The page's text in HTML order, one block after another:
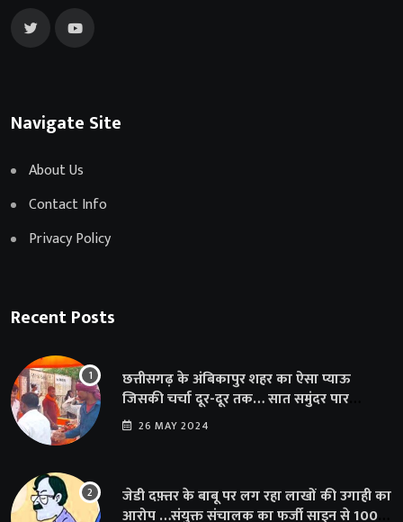
Navigate Site
About Us
Contact Info
Privacy Policy
Recent Posts
छत्तीसगढ़ के अंबिकापुर शहर का ऐसा प्याऊ
जिसकी चर्चा दूर-दूर तक… सात समुंदर पार
अमेरिका से भी पहुंचा सहयोग
26 MAY 2024
जेडी दफ़्तर के बाबू पर लग रहा लाखों की उगाही का
आरोप …संयुक्त संचालक का फर्जी साइन से 100